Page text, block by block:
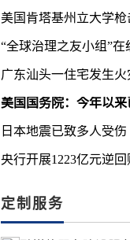
美国肯塔基州立大学
“全球治理之友小组”
广东汕头一住宅发生
美国国务院：今年以
日本地震已致多人受
央行开展1223亿元逆
定制服务